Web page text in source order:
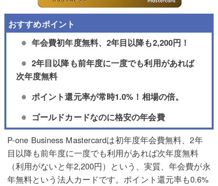
年会費初年度無料、2年目以降も2,200円！
2年目以降も前年度に一度でも利用があれば
次年度無料
ポイント還元率が常時1.0%！相場の倍。
ゴールドカードなのに格安の年会費
P-one Business Mastercardは初年度年会費無料、2年
目以降も前年度に一度でも利用があれば次年度無料
（利用がないと年2,200円）という、実質、年会費が永
年無料という法人カードです。ポイント還元率も0.6%